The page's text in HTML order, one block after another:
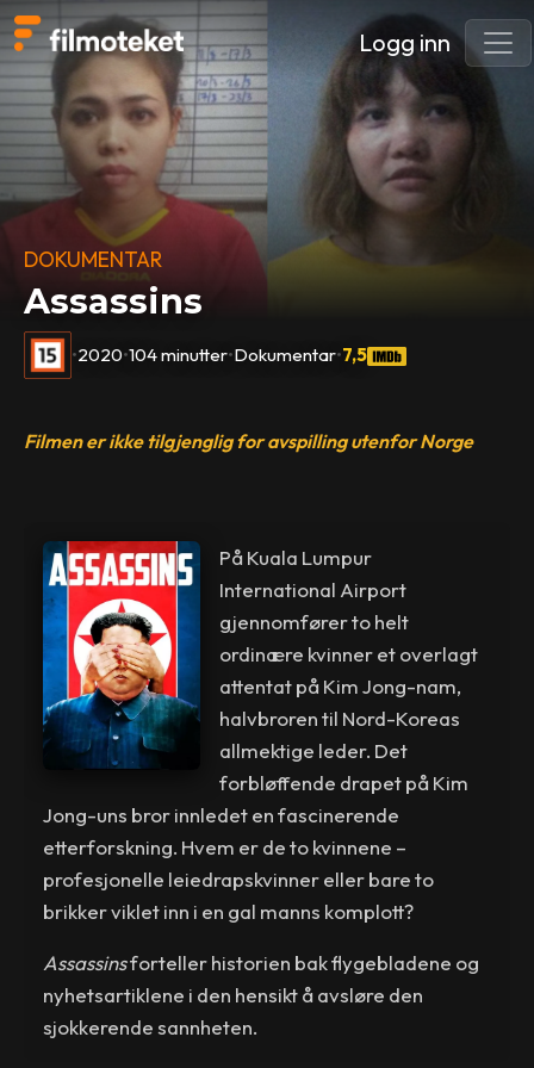
Logg inn
DOKUMENTAR
Assassins
•2020•104 minutter•Dokumentar•7,5
Filmen er ikke tilgjenglig for avspilling utenfor Norge
På Kuala Lumpur
International Airport
gjennomfører to helt
ordinære kvinner et overlagt
attentat på Kim Jong-nam,
halvbroren til Nord-Koreas
allmektige leder. Det
forbløffende drapet på Kim
Jong-uns bror innledet en fascinerende
etterforskning. Hvem er de to kvinnene –
profesjonelle leiedrapskvinner eller bare to
brikker viklet inn i en gal manns komplott?
Assassinsforteller historien bak flygebladene og
nyhetsartiklene i den hensikt å avsløre den
sjokkerende sannheten.